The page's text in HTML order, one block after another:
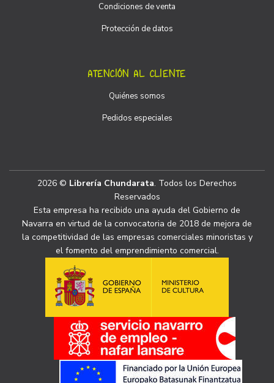
Condiciones de venta
Protección de datos
ATENCIÓN AL CLIENTE
Quiénes somos
Pedidos especiales
2026 © Librería Chundarata. Todos los Derechos
Reservados
Esta empresa ha recibido una ayuda del Gobierno de
Navarra en virtud de la convocatoria de 2018 de mejora de
la competitividad de las empresas comerciales minoristas y
el fomento del emprendimiento comercial.